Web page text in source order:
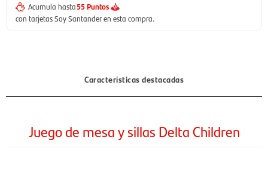
Acumula hasta55 Puntos
con tarjetas Soy Santander en esta compra.
Características destacadas
Juego de mesa y sillas Delta Children